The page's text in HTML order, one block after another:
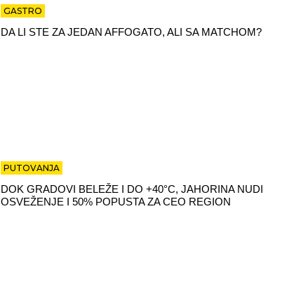
GASTRO
DA LI STE ZA JEDAN AFFOGATO, ALI SA MATCHOM?
PUTOVANJA
DOK GRADOVI BELEŽE I DO +40°C, JAHORINA NUDI
OSVEŽENJE I 50% POPUSTA ZA CEO REGION